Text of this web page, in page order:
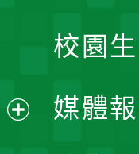
校園
媒體